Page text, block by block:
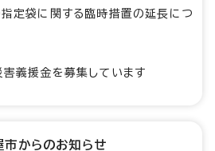
指定袋に関する臨時措置の延長につ
義援金を募集しています
市からのお知らせ